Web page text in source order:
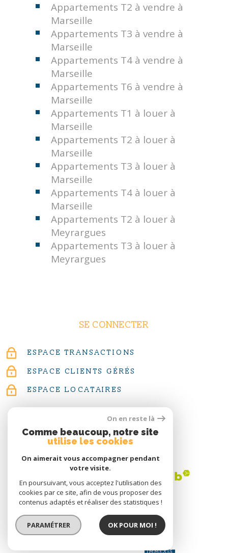
Appartements T2 à vendre à
Marseille
Appartements T3 à vendre à
Marseille
Appartements T4 à vendre à
Marseille
Appartements T6 à vendre à
Marseille
Appartements T1 à louer à
Marseille
Appartements T2 à louer à
Marseille
Appartements T3 à louer à
Marseille
Appartements T4 à louer à
Marseille
Appartements T2 à louer à
Meyrargues
Appartements T3 à louer à
Meyrargues
SE CONNECTER
ESPACE TRANSACTIONS
ESPACE CLIENTS GÉRÉS
ESPACE LOCATAIRES
ADHÉRENTS
On en reste là
Comme beaucoup, notre site
utilise les cookies
On aimerait vous accompagner pendant
votre visite.
En poursuivant, vous acceptez l'utilisation des
cookies par ce site, afin de vous proposer des
contenus adaptés et réaliser des statistiques !
PARAMÉTRER OK POUR MOI !